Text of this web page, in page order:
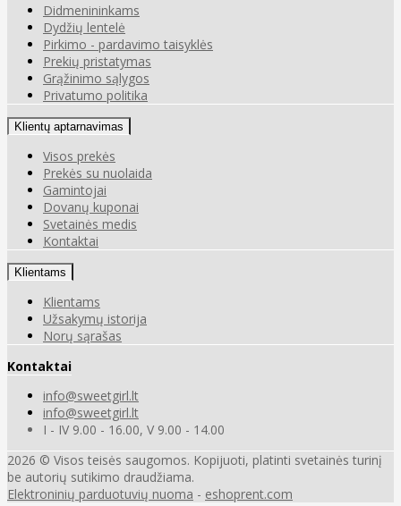
Didmenininkams
Dydžių lentelė
Pirkimo - pardavimo taisyklės
Prekių pristatymas
Grąžinimo sąlygos
Privatumo politika
Klientų aptarnavimas
Visos prekės
Prekės su nuolaida
Gamintojai
Dovanų kuponai
Svetainės medis
Kontaktai
Klientams
Klientams
Užsakymų istorija
Norų sąrašas
Kontaktai
info@sweetgirl.lt
info@sweetgirl.lt
I - IV 9.00 - 16.00, V 9.00 - 14.00
2026 © Visos teisės saugomos. Kopijuoti, platinti svetainės turinį
be autorių sutikimo draudžiama.
Elektroninių parduotuvių nuoma - eshoprent.com